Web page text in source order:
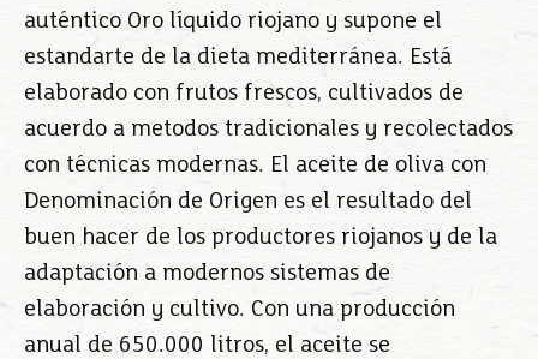
auténtico Oro líquido riojano y supone el
estandarte de la dieta mediterránea. Está
elaborado con frutos frescos, cultivados de
acuerdo a metodos tradicionales y recolectados
con técnicas modernas. El aceite de oliva con
Denominación de Origen es el resultado del
buen hacer de los productores riojanos y de la
adaptación a modernos sistemas de
elaboración y cultivo. Con una producción
anual de 650.000 litros, el aceite se